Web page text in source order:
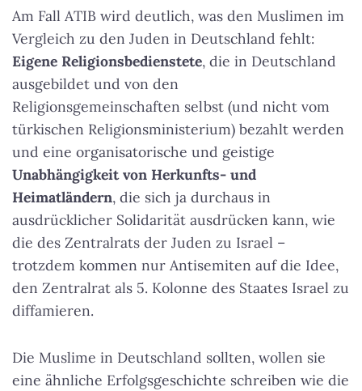
Am Fall ATIB wird deutlich, was den Muslimen im
Vergleich zu den Juden in Deutschland fehlt:
Eigene Religionsbedienstete, die in Deutschland
ausgebildet und von den
Religionsgemeinschaften selbst (und nicht vom
türkischen Religionsministerium) bezahlt werden
und eine organisatorische und geistige
Unabhängigkeit von Herkunfts- und
Heimatländern, die sich ja durchaus in
ausdrücklicher Solidarität ausdrücken kann, wie
die des Zentralrats der Juden zu Israel –
trotzdem kommen nur Antisemiten auf die Idee,
den Zentralrat als 5. Kolonne des Staates Israel zu
diffamieren.
Die Muslime in Deutschland sollten, wollen sie
eine ähnliche Erfolgsgeschichte schreiben wie die